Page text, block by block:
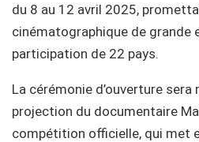
du 8 au 12 avril 2025,
cinématographique de grande
participation de 22 pays.
La cérémonie d’ouverture sera
projection du documentaire
compétition officielle, qui met